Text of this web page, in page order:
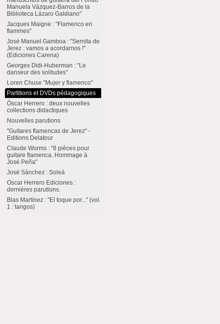
Manuela Vázquez-Barros de la
Biblioteca Lázaro Galdiano"
Jacques Maigne : "Flamenco en
flammes"
José Manuel Gamboa : "Sernita de
Jerez : vamos a acordarnos !"
(Ediciones Carena)
Georges Didi-Huberman : "Le
danseur des solitudes"
Loren Chuse "Mujer y flamenco"
Partitions et DVDs pédagogiques
Óscar Herrero : deux nouvelles
collections didactiques
Nouvelles parutions
"Guitares flamencas de Jerez" -
Editions Delatour
Claude Worms : "8 pièces pour
guitare flamenca. Hommage à
José Peña"
José Sánchez : Soleá
Oscar Herrero Ediciones :
dernières parutions.
Blas Martínez : "El toque por..." (vol.
1 : tangos)